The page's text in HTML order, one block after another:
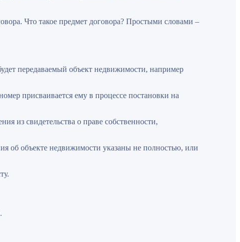
Что такое предмет договора? Простыми словами –
передаваемый объект недвижимости, например
присваивается ему в процессе постановки на
из свидетельства о праве собственности,
об объекте недвижимости указаны не полностью, или